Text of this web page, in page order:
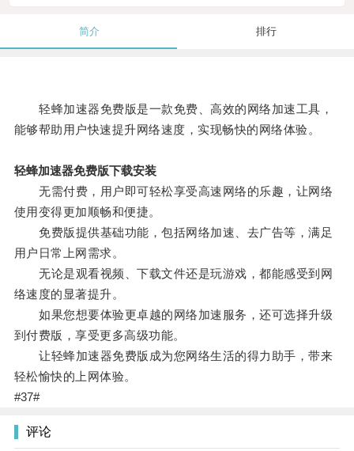
简介 排行
轻蜂加速器免费版是一款免费、高效的网络加速工具，
能够帮助用户快速提升网络速度，实现畅快的网络体验。
轻蜂加速器免费版下载安装
无需付费，用户即可轻松享受高速网络的乐趣，让网络
使用变得更加顺畅和便捷。
免费版提供基础功能，包括网络加速、去广告等，满足
用户日常上网需求。
无论是观看视频、下载文件还是玩游戏，都能感受到网
络速度的显著提升。
如果您想要体验更卓越的网络加速服务，还可选择升级
到付费版，享受更多高级功能。
让轻蜂加速器免费版成为您网络生活的得力助手，带来
轻松愉快的上网体验。
#37#
评论